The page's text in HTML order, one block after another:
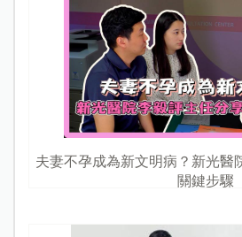
夫妻不孕成為新文明病？新光醫
關鍵步驟